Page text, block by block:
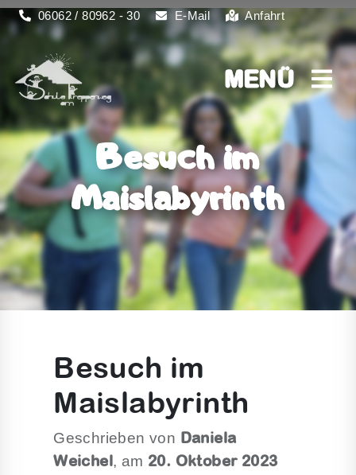
06062 / 80962 - 30 E-Mail Anfahrt
MENÜ
MENÜ
Besuch im
Maislabyrinth
Besuch im
Maislabyrinth
Geschrieben von Daniela
Weichel, am 20. Oktober 2023